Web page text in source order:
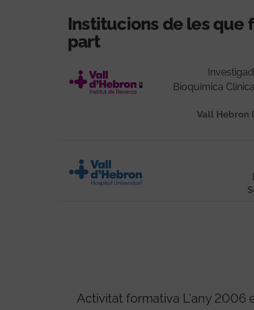
Institucions de les que
part
Bioquímica
Vall Hebron
Activitat formativa L'any 2006